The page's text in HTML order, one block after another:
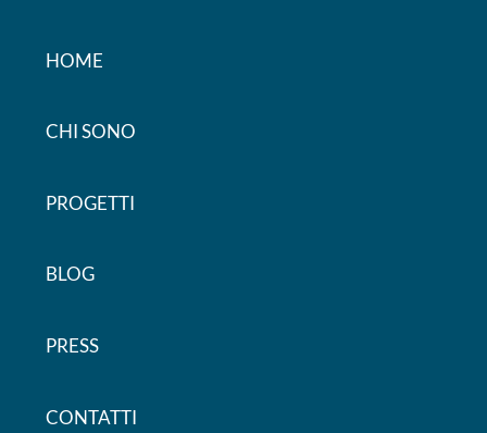
HOME
CHI SONO
PROGETTI
BLOG
PRESS
CONTATTI